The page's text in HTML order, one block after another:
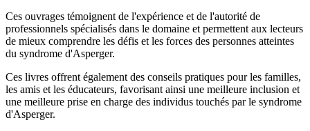
Ces ouvrages témoignent de l'expérience et de l'autorité de
professionnels spécialisés dans le domaine et permettent aux lecteurs
de mieux comprendre les défis et les forces des personnes atteintes
du syndrome d'Asperger.
Ces livres offrent également des conseils pratiques pour les familles,
les amis et les éducateurs, favorisant ainsi une meilleure inclusion et
une meilleure prise en charge des individus touchés par le syndrome
d'Asperger.